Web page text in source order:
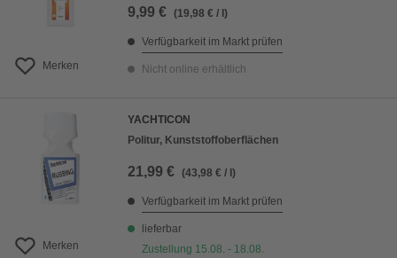
Merken
9,99 € (19,98 € / l)
Verfügbarkeit im Markt prüfen
Nicht online erhältlich
Merken
YACHTICON
Politur, Kunststoffoberflächen
21,99 € (43,98 € / l)
Verfügbarkeit im Markt prüfen
lieferbar
Zustellung 15.08. - 18.08.